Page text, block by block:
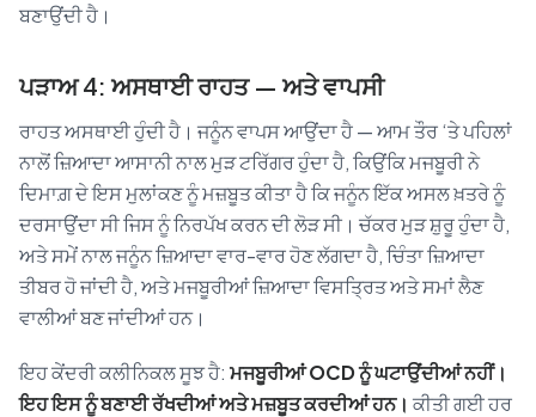
ਬਣਾਉਂਦੀ ਹੈ।
ਪੜਾਅ 4: ਅਸਥਾਈ ਰਾਹਤ — ਅਤੇ ਵਾਪਸੀ
ਰਾਹਤ ਅਸਥਾਈ ਹੁੰਦੀ ਹੈ। ਜਨੂੰਨ ਵਾਪਸ ਆਉਂਦਾ ਹੈ — ਆਮ ਤੌਰ ‘ਤੇ ਪਹਿਲਾਂ
ਨਾਲੋਂ ਜ਼ਿਆਦਾ ਆਸਾਨੀ ਨਾਲ ਮੁੜ ਟਰਿੱਗਰ ਹੁੰਦਾ ਹੈ, ਕਿਉਂਕਿ ਮਜਬੂਰੀ ਨੇ
ਦਿਮਾਗ਼ ਦੇ ਇਸ ਮੁਲਾਂਕਣ ਨੂੰ ਮਜ਼ਬੂਤ ਕੀਤਾ ਹੈ ਕਿ ਜਨੂੰਨ ਇੱਕ ਅਸਲ ਖ਼ਤਰੇ ਨੂੰ
ਦਰਸਾਉਂਦਾ ਸੀ ਜਿਸ ਨੂੰ ਨਿਰਪੱਖ ਕਰਨ ਦੀ ਲੋੜ ਸੀ। ਚੱਕਰ ਮੁੜ ਸ਼ੁਰੂ ਹੁੰਦਾ ਹੈ,
ਅਤੇ ਸਮੇਂ ਨਾਲ ਜਨੂੰਨ ਜ਼ਿਆਦਾ ਵਾਰ-ਵਾਰ ਹੋਣ ਲੱਗਦਾ ਹੈ, ਚਿੰਤਾ ਜ਼ਿਆਦਾ
ਤੀਬਰ ਹੋ ਜਾਂਦੀ ਹੈ, ਅਤੇ ਮਜਬੂਰੀਆਂ ਜ਼ਿਆਦਾ ਵਿਸਤ੍ਰਿਤ ਅਤੇ ਸਮਾਂ ਲੈਣ
ਵਾਲੀਆਂ ਬਣ ਜਾਂਦੀਆਂ ਹਨ।
ਇਹ ਕੇਂਦਰੀ ਕਲੀਨਿਕਲ ਸੂਝ ਹੈ: ਮਜਬੂਰੀਆਂ OCD ਨੂੰ ਘਟਾਉਂਦੀਆਂ ਨਹੀਂ।
ਇਹ ਇਸ ਨੂੰ ਬਣਾਈ ਰੱਖਦੀਆਂ ਅਤੇ ਮਜ਼ਬੂਤ ਕਰਦੀਆਂ ਹਨ। ਕੀਤੀ ਗਈ ਹਰ